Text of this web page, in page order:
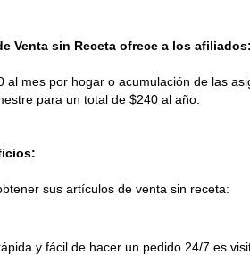
Venta sin Receta ofrece a los afiliados:
al mes por hogar o acumulación de las
para un total de $240 al año.
sus artículos de venta sin receta:
y fácil de hacer un pedido 24/7 es